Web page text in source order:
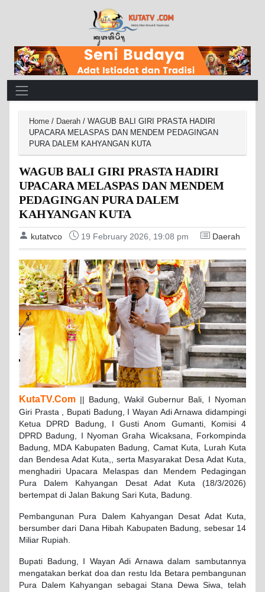
Main Navigation
Home / Daerah / WAGUB BALI GIRI PRASTA HADIRI
UPACARA MELASPAS DAN MENDEM PEDAGINGAN
PURA DALEM KAHYANGAN KUTA
WAGUB BALI GIRI PRASTA HADIRI
UPACARA MELASPAS DAN MENDEM
PEDAGINGAN PURA DALEM
KAHYANGAN KUTA
kutatvco 19 February 2026, 19:08 pm Daerah
KutaTV.Com || Badung, Wakil Gubernur Bali, I Nyoman
Giri Prasta , Bupati Badung, I Wayan Adi Arnawa didampingi
Ketua DPRD Badung, I Gusti Anom Gumanti, Komisi 4
DPRD Badung, I Nyoman Graha Wicaksana, Forkompinda
Badung, MDA Kabupaten Badung, Camat Kuta, Lurah Kuta
dan Bendesa Adat Kuta,, serta Masyarakat Desa Adat Kuta,
menghadiri Upacara Melaspas dan Mendem Pedagingan
Pura Dalem Kahyangan Desat Adat Kuta (18/3/2026)
bertempat di Jalan Bakung Sari Kuta, Badung.
Pembangunan Pura Dalem Kahyangan Desat Adat Kuta,
bersumber dari Dana Hibah Kabupaten Badung, sebesar 14
Miliar Rupiah.
Bupati Badung, I Wayan Adi Arnawa dalam sambutannya
mengatakan berkat doa dan restu Ida Betara pembangunan
Pura Dalem Kahyangan sebagai Stana Dewa Siwa, telah